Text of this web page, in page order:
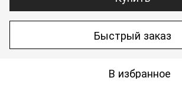
Быстрый заказ
В избранное